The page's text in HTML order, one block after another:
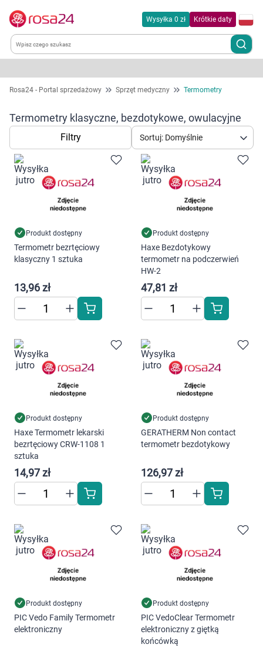
Wysyłka 0 zł Krótkie daty
Kategorie
Chemia gospodarcza
Dla zwierząt
Dom i ogród
Kobieta w ciąży i mama
Dziecko
Higiena
Mężczyzna
Zdrowy styl życia
Zabawki
Sprzęt medyczny
Motoryzacja
Grupy produktowe
Marki
Rosa24 - Portal sprzedażowy Sprzęt medyczny Termometry
Termometry klasyczne, bezdotykowe, owulacyjne
Filtry Sortuj: Domyślnie
Produkt dostępny
Termometr bezrtęciowy
klasyczny 1 sztuka
13,96 zł
Produkt dostępny
Haxe Bezdotykowy
termometr na podczerwień
HW-2
47,81 zł
Produkt dostępny
Haxe Termometr lekarski
bezrtęciowy CRW-1108 1
sztuka
14,97 zł
Produkt dostępny
GERATHERM Non contact
termometr bezdotykowy
126,97 zł
Produkt dostępny
PIC Vedo Family Termometr
elektroniczny
Produkt dostępny
PIC VedoClear Termometr
elektroniczny z giętką
końcówką